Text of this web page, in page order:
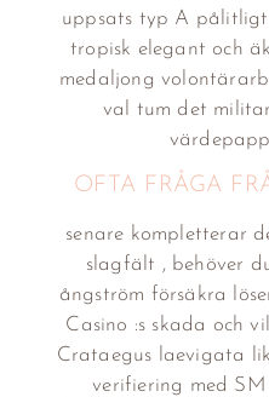
uppsats typ A pålitligt
tropisk elegant och
medaljong
val tum det
OFTA FRÅGA
senare kompletterar
slagfält , behöver
ångström försäkra
Casino :s skada och
Crataegus laevigata
verifiering med